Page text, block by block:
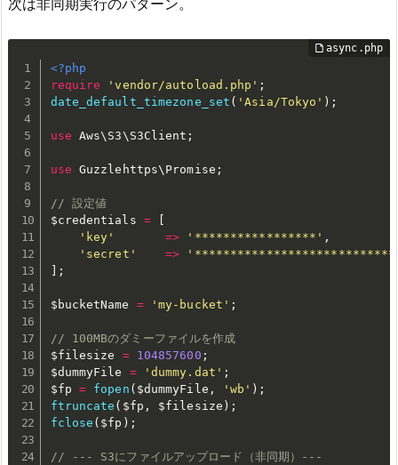
次は非同期実行のパターン。
<?php
require
'vendor/autoload.php' ;
date_default_timezone_set ( 'Asia/Tokyo' ) ;
use Aws\ S3\ S3Client ;
use Guzzlehttps\ Promise ;
// 設定値
$credentials =
'key'
=> '*****************' ,
'secret'
=>
;
$bucketName = 'my-bucket' ;
// 100MBのダミーファイルを作成
$filesize
= 104857600 ;
$dummyFile
= 'dummy.dat' ;
$fp = fopen ( $dummyFile , 'wb' ) ;
ftruncate ( $fp , $filesize ) ;
fclose ( $fp ) ;
// --- S3にファイルアップロード（非同期）---